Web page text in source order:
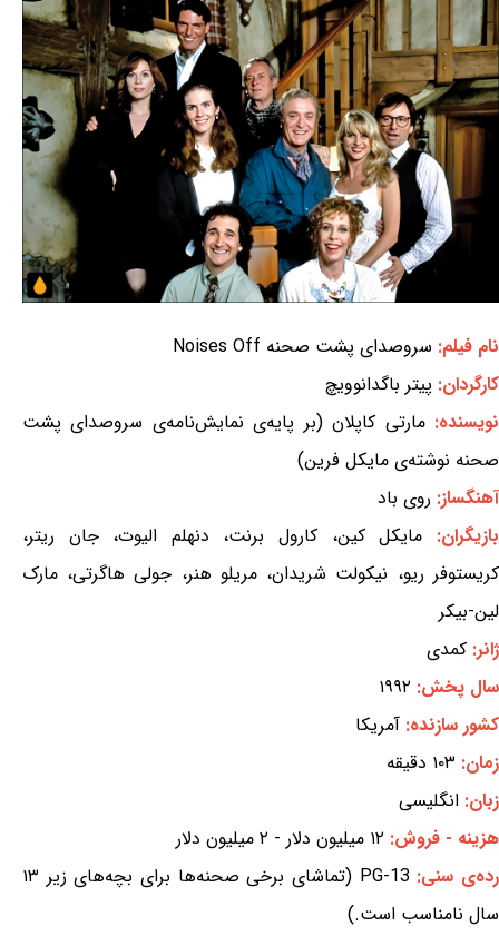
نام فیلم: سروصدای پشت صحنه Noises Off
کارگردان: پیتر باگدانوویچ
نویسنده:مارتی کاپلان (بر پایه‌ی نمایش‌نامه‌ی سروصدای پشت
صحنه نوشته‌ی مایکل فرین)
آهنگساز: روی باد
بازیگران: مایکل کین، کارول برنت، دنهلم الیوت، جان ریتر،
کریستوفر ریو، نیکولت شریدان، مریلو هنر، جولی هاگرتی، مارک
لین-بیکر
ژانر: کمدی
سال پخش: ۱۹۹۲
کشور سازنده: آمریکا
زمان: ۱۰۳ دقیقه
زبان: انگلیسی
هزینه - فروش: ۱۲ میلیون دلار - ۲ میلیون دلار
رده‌ی سنی:
PG-13 (تماشای برخی صحنه‌ها برای بچه‌های زیر ۱۳
سال نامناسب است.)